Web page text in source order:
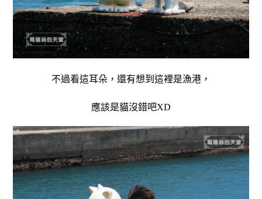
不過看這耳朵，還有想到這裡是漁港，
應該是貓沒錯吧XD